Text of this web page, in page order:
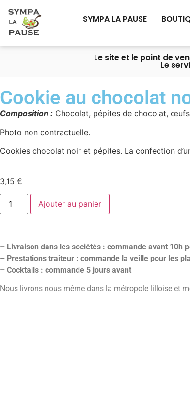
SYMPA LA PAUSE
Le site et le point de
Le
Cookie au chocolat
Composition : Chocolat, pépites de chocolat,
Photo non contractuelle.
Cookies chocolat noir et pépites. La confection
3,15 €
Ajouter au panier
– Livraison dans les sociétés : commande avant 10h
– Prestations traiteur : commande la veille pour les
– Cocktails : commande 5 jours avant
Nous livrons nous même dans la métropole lilloise et